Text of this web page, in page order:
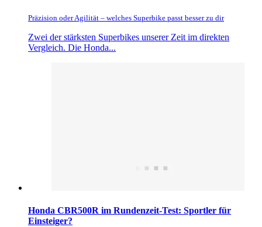
Präzision oder Agilität – welches Superbike passt besser zu dir
Zwei der stärksten Superbikes unserer Zeit im direkten
Vergleich. Die Honda...
Honda CBR500R im Rundenzeit-Test: Sportler für
Einsteiger?